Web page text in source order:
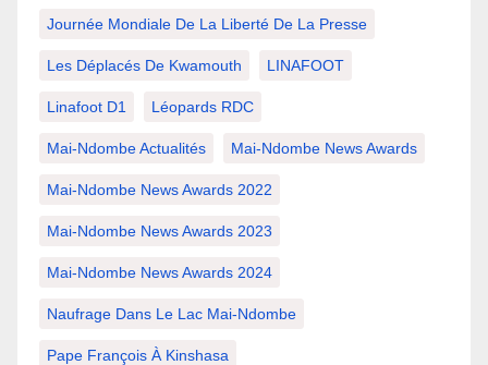
Journée Mondiale De La Liberté De La Presse
Les Déplacés De Kwamouth LINAFOOT
Linafoot D1 Léopards RDC
Mai-Ndombe Actualités Mai-Ndombe News Awards
Mai-Ndombe News Awards 2022
Mai-Ndombe News Awards 2023
Mai-Ndombe News Awards 2024
Naufrage Dans Le Lac Mai-Ndombe
Pape François À Kinshasa